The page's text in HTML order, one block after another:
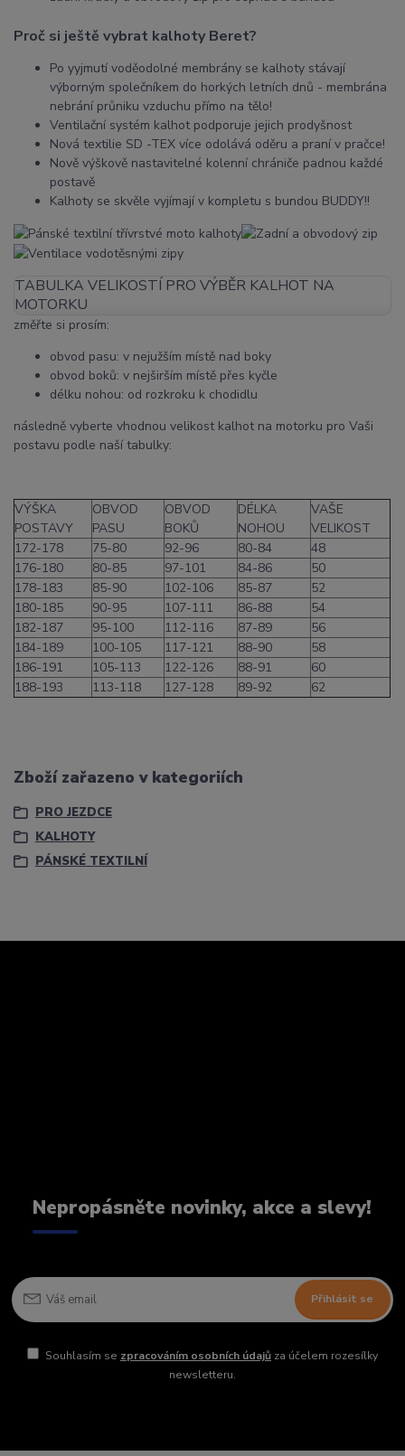
Proč si ještě vybrat kalhoty Beret?
Po yyjmutí voděodolné membrány se kalhoty stávají
výborným společníkem do horkých letních dnů - membrána
nebrání průniku vzduchu přímo na tělo!
Ventilační systém kalhot podporuje jejich prodyšnost
Nová textilie SD -TEX více odolává oděru a praní v pračce!
Nově výškově nastavitelné kolenní chrániče padnou každé
postavě
Kalhoty se skvěle vyjímají v kompletu s bundou BUDDY!!
TABULKA VELIKOSTÍ PRO VÝBĚR KALHOT NA
MOTORKU
změřte si prosím:
obvod pasu: v nejužším místě nad boky
obvod boků: v nejširším místě přes kyčle
délku nohou: od rozkroku k chodidlu
následně vyberte vhodnou velikost kalhot na motorku pro Vaši
postavu podle naší tabulky:
VÝŠKA
POSTAVY
OBVOD
PASU
OBVOD
BOKŮ
DÉLKA
NOHOU
VAŠE
VELIKOST
172-178
75-80 92-96 80-84
48
176-180
80-85 97-101 84-86
50
178-183
85-90 102-106 85-87
52
180-185
90-95 107-111 86-88
54
182-187
95-100 112-116 87-89
56
184-189
100-105 117-121 88-90
58
186-191
105-113 122-126 88-91
60
188-193
113-118 127-128 89-92 62
Zboží zařazeno v kategoriích
PRO JEZDCE
KALHOTY
PÁNSKÉ TEXTILNÍ
Nepropásněte novinky, akce a slevy!
Přihlásit se
Souhlasím se zpracováním osobních údajůza účelem rozesílky
newsletteru.